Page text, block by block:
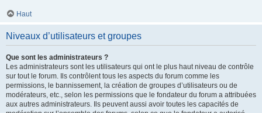
Haut
Niveaux d’utilisateurs et groupes
Que sont les administrateurs ?
Les administrateurs sont les utilisateurs qui ont le plus haut niveau de contrôle
sur tout le forum. Ils contrôlent tous les aspects du forum comme les
permissions, le bannissement, la création de groupes d’utilisateurs ou de
modérateurs, etc., selon les permissions que le fondateur du forum a attribuées
aux autres administrateurs. Ils peuvent aussi avoir toutes les capacités de